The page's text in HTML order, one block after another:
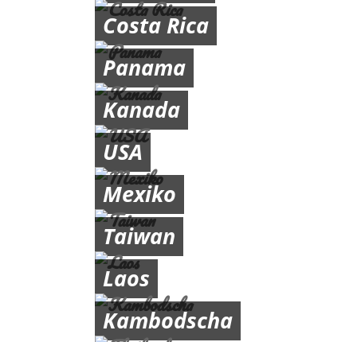
Costa Rica
Panama
Kanada
USA
Mexiko
Taiwan
Laos
Kambodscha